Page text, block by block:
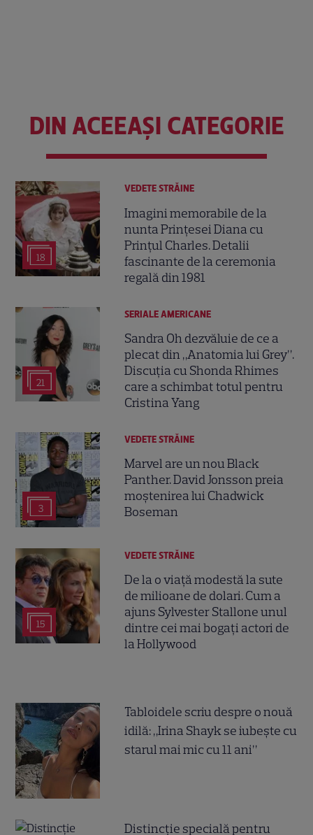
DIN ACEEAȘI CATEGORIE
18
VEDETE STRĂINE
Imagini memorabile de la
nunta Prințesei Diana cu
Prințul Charles. Detalii
fascinante de la ceremonia
regală din 1981
21
SERIALE AMERICANE
Sandra Oh dezvăluie de ce a
plecat din „Anatomia lui Grey”.
Discuția cu Shonda Rhimes
care a schimbat totul pentru
Cristina Yang
3
VEDETE STRĂINE
Marvel are un nou Black
Panther. David Jonsson preia
moștenirea lui Chadwick
Boseman
15
VEDETE STRĂINE
De la o viață modestă la sute
de milioane de dolari. Cum a
ajuns Sylvester Stallone unul
dintre cei mai bogați actori de
la Hollywood
Tabloidele scriu despre o nouă
idilă: „Irina Shayk se iubește cu
starul mai mic cu 11 ani”
Distincție specială pentru